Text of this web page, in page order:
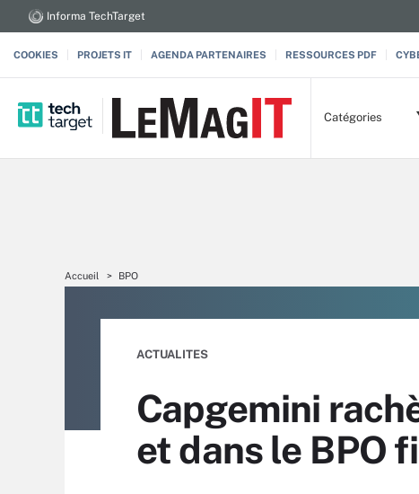
Informa TechTarget
COOKIES PROJETS IT AGENDA PARTENAIRES RESSOURCES PDF
Catégories
Accueil BPO
ACTUALITES
Capgemini
et dans le BPO